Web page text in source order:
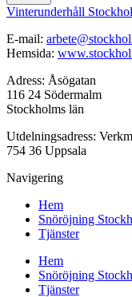
Vinterunderhåll
E-mail:
Hemsida:
Adress: Åsögatan
116 24 Södermalm
Stockholms län
Utdelningsadress:
754 36 Uppsala
Navigering
Hem
Snöröjning
Tjänster
Hem
Snöröjning
Tjänster